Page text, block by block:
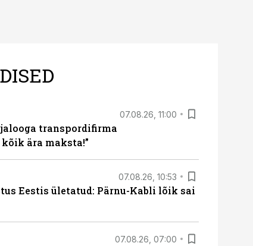
07.08.26, 11:00
transpordifirma
ära maksta!”
07.08.26, 10:53
Eestis ületatud: Pärnu-Kabli lõik sai
07.08.26, 07:00